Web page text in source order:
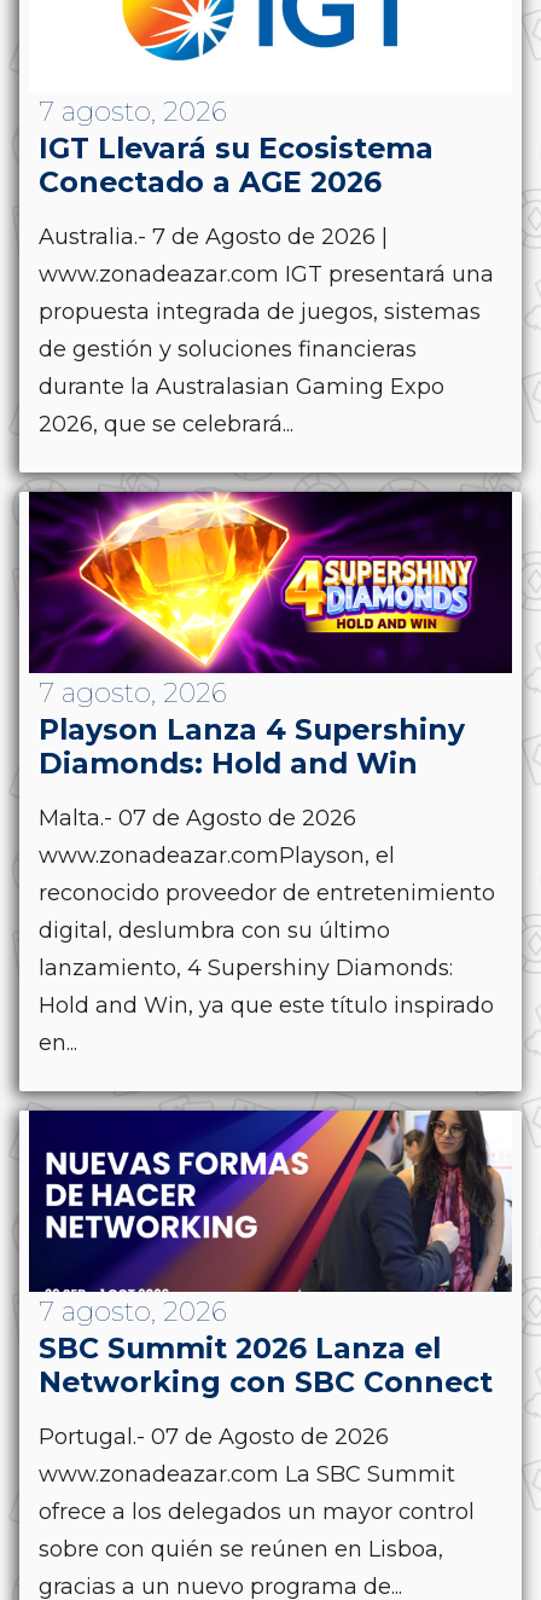
7 agosto, 2026
IGT Llevará su Ecosistema
Conectado a AGE 2026
Australia.- 7 de Agosto de 2026 |
www.zonadeazar.com IGT presentará una
propuesta integrada de juegos, sistemas
de gestión y soluciones financieras
durante la Australasian Gaming Expo
2026, que se celebrará...
7 agosto, 2026
Playson Lanza 4 Supershiny
Diamonds: Hold and Win
Malta.- 07 de Agosto de 2026
www.zonadeazar.comPlayson, el
reconocido proveedor de entretenimiento
digital, deslumbra con su último
lanzamiento, 4 Supershiny Diamonds:
Hold and Win, ya que este título inspirado
en...
7 agosto, 2026
SBC Summit 2026 Lanza el
Networking con SBC Connect
Portugal.- 07 de Agosto de 2026
www.zonadeazar.com La SBC Summit
ofrece a los delegados un mayor control
sobre con quién se reúnen en Lisboa,
gracias a un nuevo programa de...